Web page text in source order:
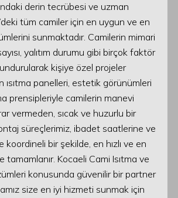
derin tecrübesi ve uzman
tüm camiler için en uygun ve en
sunmaktadır. Camilerin mimari
yalıtım durumu gibi birçok faktör
kişiye özel projeler
ısıtma panelleri, estetik görünümleri
prensipleriyle camilerin manevi
vermeden, sıcak ve huzurlu bir
süreçlerimiz, ibadet saatlerine ve
koordineli bir şekilde, en hızlı ve en
tamamlanır. Kocaeli Cami Isıtma ve
konusunda güvenilir bir partner
size en iyi hizmeti sunmak için